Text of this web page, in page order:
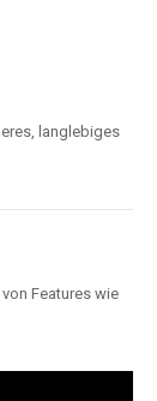
langlebiges
Features wie